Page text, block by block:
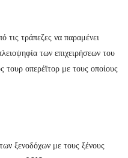
τράπεζες να παραμένει
των επιχειρήσεων του
τουρ οπερέϊτορ με τους οποίους
ξενοδόχων με τους ξένους